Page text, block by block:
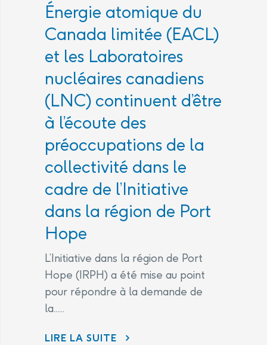
Énergie atomique du
Canada limitée (EACL)
et les Laboratoires
nucléaires canadiens
(LNC) continuent d’être
à l’écoute des
préoccupations de la
collectivité dans le
cadre de l’Initiative
dans la région de Port
Hope
L’Initiative dans la région de Port
Hope (IRPH) a été mise au point
pour répondre à la demande de
la......
LIRE LA SUITE